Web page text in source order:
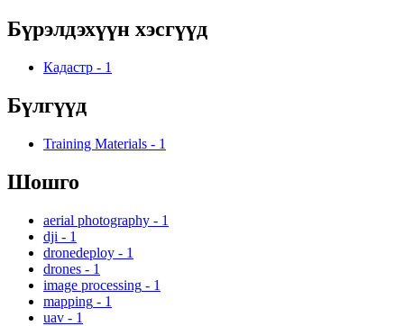
Бүрэлдэхүүн хэсгүүд
Кадастр - 1
Бүлгүүд
Training Materials - 1
Шошго
aerial photography - 1
dji - 1
dronedeploy - 1
drones - 1
image processing - 1
mapping - 1
uav - 1